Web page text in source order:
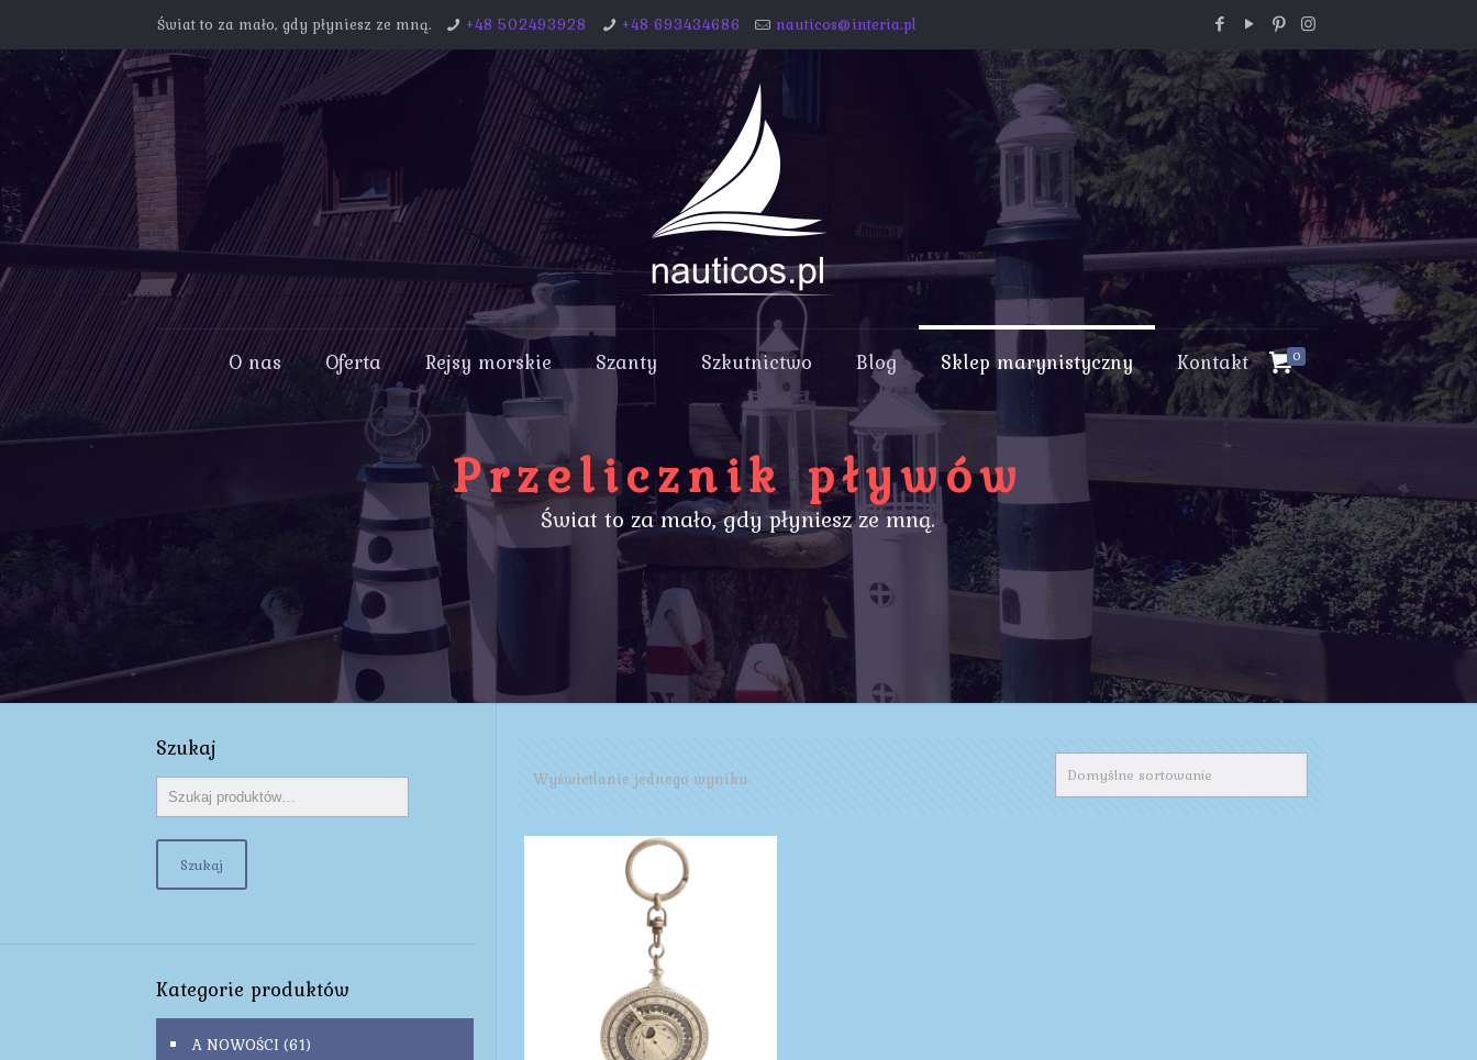
Świat to za mało, gdy płyniesz ze mną. +48 502493928 +48 693434686 nauticos@interia.pl
O nas Oferta Rejsy morskie Szanty Szkutnictwo Blog Sklep marynistyczny Kontakt 0
Przelicznik pływów
Świat to za mało, gdy płyniesz ze mną.
Wyświetlanie jednego wyniku
Szukaj
Szukaj
Kategorie produktów
A NOWOŚCI (61)